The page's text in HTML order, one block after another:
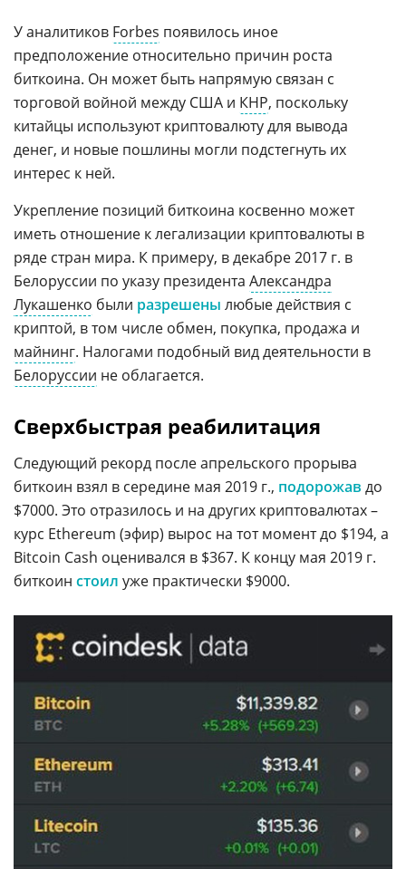
У аналитиков Forbes появилось иное
предположение относительно причин роста
биткоина. Он может быть напрямую связан с
торговой войной между США и КНР, поскольку
китайцы используют криптовалюту для вывода
денег, и новые пошлины могли подстегнуть их
интерес к ней.
Укрепление позиций биткоина косвенно может
иметь отношение к легализации криптовалюты в
ряде стран мира. К примеру, в декабре 2017 г. в
Белоруссии по указу президента Александра
Лукашенко были разрешены любые действия с
криптой, в том числе обмен, покупка, продажа и
майнинг. Налогами подобный вид деятельности в
Белоруссии не облагается.
Сверхбыстрая реабилитация
Следующий рекорд после апрельского прорыва
биткоин взял в середине мая 2019 г., подорожав до
$7000. Это отразилось и на других криптовалютах –
курс Ethereum (эфир) вырос на тот момент до $194, а
Bitcoin Cash оценивался в $367. К концу мая 2019 г.
биткоин стоил уже практически $9000.